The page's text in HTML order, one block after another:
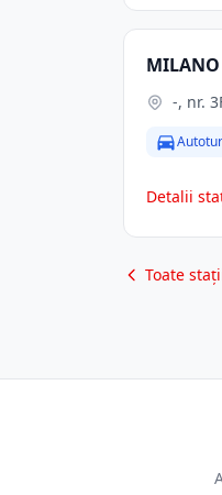
MILANO
-, nr.
Detalii
Toate